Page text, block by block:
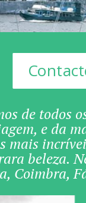
de todos
e da
beleza.
Coimbra,